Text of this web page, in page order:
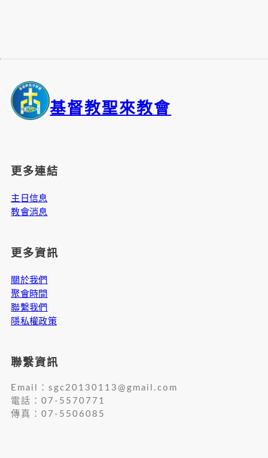
基督教聖來教會
更多連結
主日信息
教會消息
更多資訊
關於我們
聚會時間
聯繫我們
隱私權政策
聯繫資訊
Email：sgc20130113@gmail.com
電話：07-5570771
傳真：07-5506085